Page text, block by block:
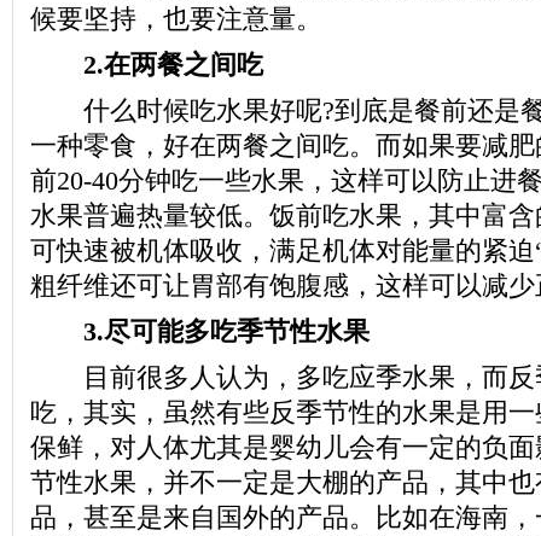
候要坚持，也要注意量。
2.在两餐之间吃
什么时候吃水果好呢?到底是餐前还是
一种零食，好在两餐之间吃。而如果要减
前20-40分钟吃一些水果，这样可以防止进
水果普遍热量较低。饭前吃水果，其中富
可快速被机体吸收，满足机体对能量的紧
粗纤维还可让胃部有饱腹感，这样可以减
3.尽可能多吃季节性水果
目前很多人认为，多吃应季水果，而反
吃，其实，虽然有些反季节性的水果是用
保鲜，对人体尤其是婴幼儿会有一定的负
节性水果，并不一定是大棚的产品，其中
品，甚至是来自国外的产品。比如在海南